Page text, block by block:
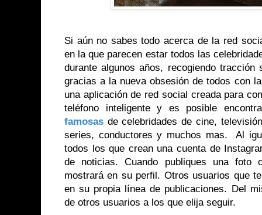
Si aún no sabes todo acerca de la red
en la que parecen estar todos las
durante algunos años, recogiendo tracción
gracias a la nueva obsesión de todos con
una aplicación de red social creada para
teléfono inteligente y es posible
famosas de celebridades de cine,
series, conductores y muchos mas. Al
todos los que crean una cuenta de
de noticias. Cuando publiques una
mostrará en su perfil. Otros usuarios que
en su propia línea de publicaciones. Del
de otros usuarios a los que elija seguir.